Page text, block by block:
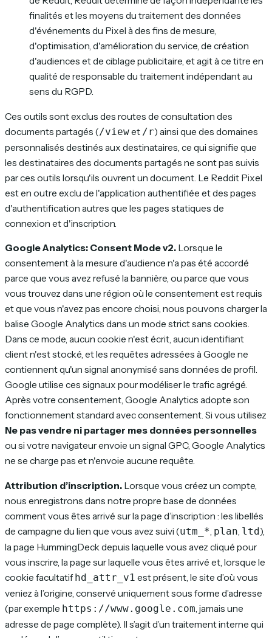
finalités et les moyens du traitement des données
d'événements du Pixel à des fins de mesure,
d'optimisation, d'amélioration du service, de création
d'audiences et de ciblage publicitaire, et agit à ce titre en
qualité de responsable du traitement indépendant au
sens du RGPD.
Ces outils sont exclus des routes de consultation des
documents partagés (/viewet /r) ainsi que des domaines
personnalisés destinés aux destinataires, ce qui signifie que
les destinataires des documents partagés ne sont pas suivis
par ces outils lorsqu'ils ouvrent un document. Le Reddit Pixel
est en outre exclu de l'application authentifiée et des pages
d'authentification autres que les pages statiques de
connexion et d'inscription.
Google Analytics: Consent Mode v2. Lorsque le
consentement à la mesure d'audience n'a pas été accordé
parce que vous avez refusé la bannière, ou parce que vous
vous trouvez dans une région où le consentement est requis
et que vous n'avez pas encore choisi, nous pouvons charger la
balise Google Analytics dans un mode strict sans cookies.
Dans ce mode, aucun cookie n'est écrit, aucun identifiant
client n'est stocké, et les requêtes adressées à Google ne
contiennent qu'un signal anonymisé sans données de profil.
Google utilise ces signaux pour modéliser le trafic agrégé.
Après votre consentement, Google Analytics adopte son
fonctionnement standard avec consentement. Si vous utilisez
Ne pas vendre ni partager mes données personnelles
ou si votre navigateur envoie un signal GPC, Google Analytics
ne se charge pas et n'envoie aucune requête.
Attribution d’inscription. Lorsque vous créez un compte,
nous enregistrons dans notre propre base de données
comment vous êtes arrivé sur la page d’inscription : les libellés
de campagne du lien que vous avez suivi (utm_* plan ltd ),
la page HummingDeck depuis laquelle vous avez cliqué pour
vous inscrire, la page sur laquelle vous êtes arrivé et, lorsque le
cookie facultatif hd_attr_v1 est présent, le site d’où vous
veniez à l’origine, conservé uniquement sous forme d’adresse
(par exemple https://www.google.com , jamais une
adresse de page complète). Il s’agit d’un traitement interne qui